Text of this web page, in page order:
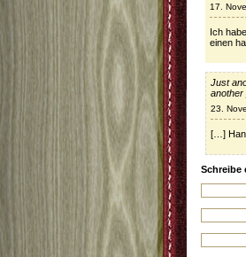
17.
Ich
einen
Just
another
23.
[…]
Schreibe